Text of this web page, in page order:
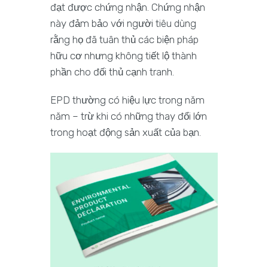
đạt được chứng nhận. Chứng nhận
này đảm bảo với người tiêu dùng
rằng họ đã tuân thủ các biện pháp
hữu cơ nhưng không tiết lộ thành
phần cho đối thủ cạnh tranh.
EPD thường có hiệu lực trong năm
năm – trừ khi có những thay đổi lớn
trong hoạt động sản xuất của bạn.